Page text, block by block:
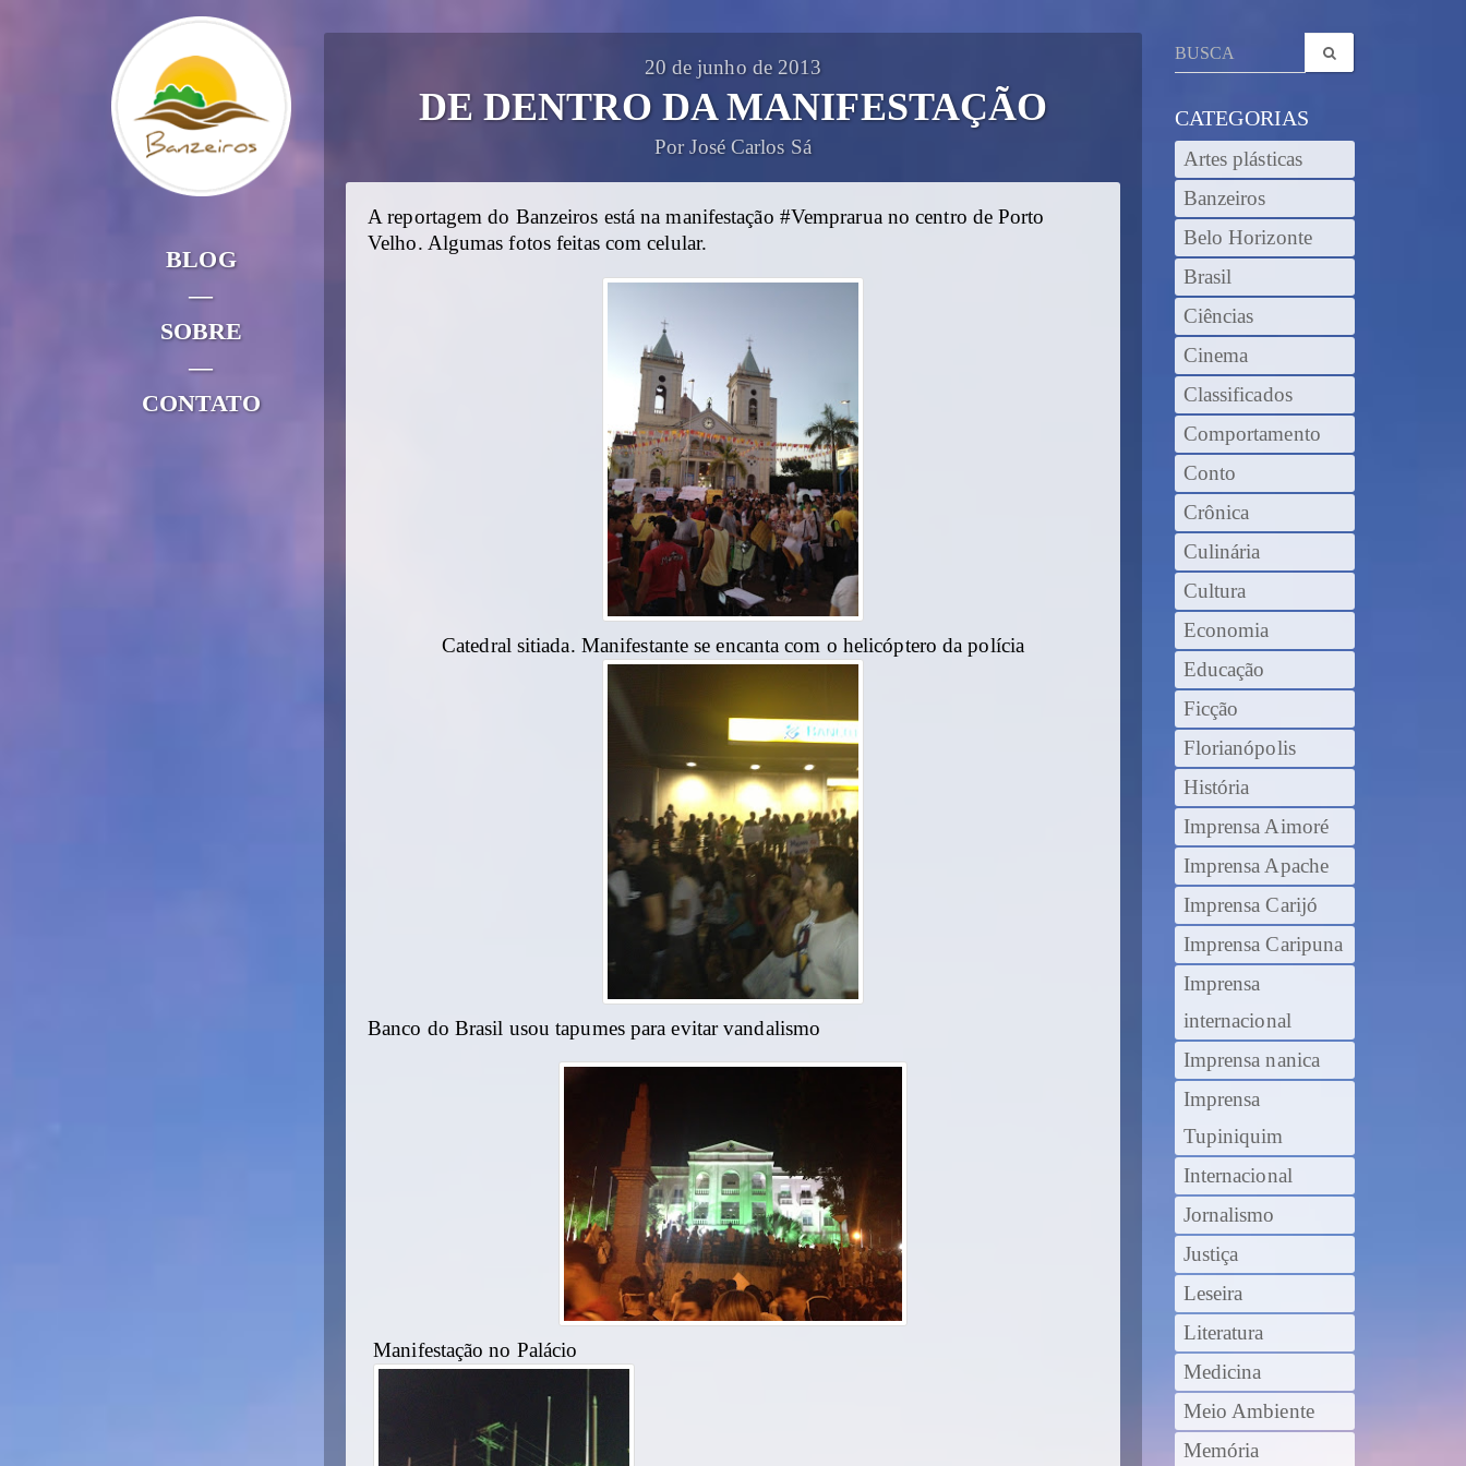
BLOG
—
SOBRE
—
CONTATO
20 de junho de 2013
DE DENTRO DA MANIFESTAÇÃO
Por José Carlos Sá
A reportagem do Banzeiros está na manifestação #Vemprarua no centro de Porto
Velho. Algumas fotos feitas com celular.
Catedral sitiada. Manifestante se encanta com o helicóptero da polícia
Banco do Brasil usou tapumes para evitar vandalismo
Manifestação no Palácio
CATEGORIAS
Artes plásticas
Banzeiros
Belo Horizonte
Brasil
Ciências
Cinema
Classificados
Comportamento
Conto
Crônica
Culinária
Cultura
Economia
Educação
Ficção
Florianópolis
História
Imprensa Aimoré
Imprensa Apache
Imprensa Carijó
Imprensa Caripuna
Imprensa
internacional
Imprensa nanica
Imprensa
Tupiniquim
Internacional
Jornalismo
Justiça
Leseira
Literatura
Medicina
Meio Ambiente
Memória